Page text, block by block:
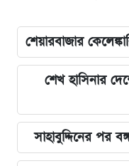
শেয়ারবাজার
শেখ হাসিনার
সাহাবুদ্দিনের পর